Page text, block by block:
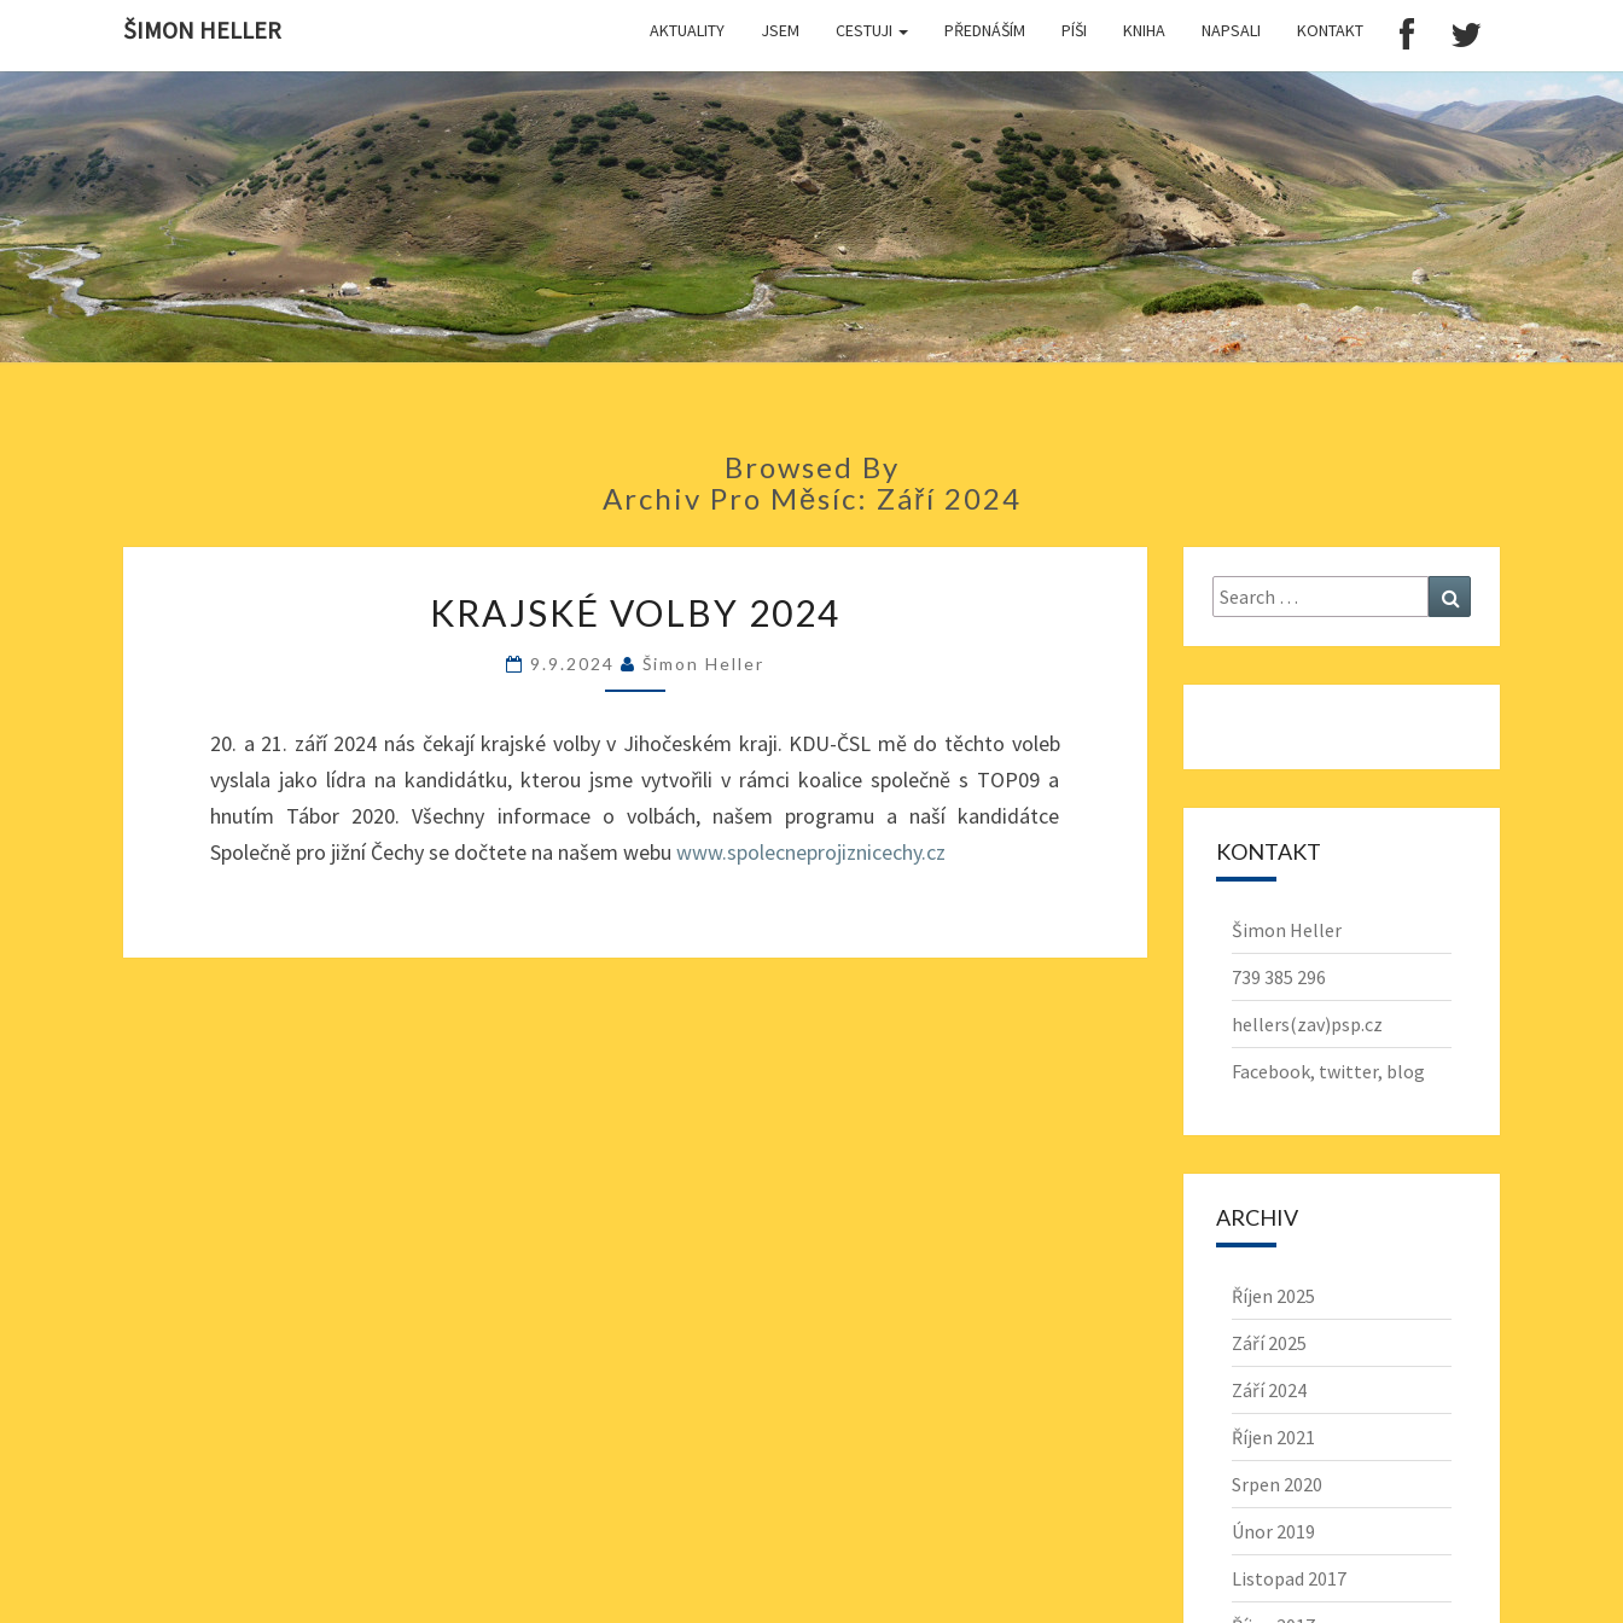
ŠIMON HELLER AKTUALITY JSEM CESTUJI PŘEDNÁŠÍM PÍŠI KNIHA NAPSALI KONTAKT
ŠIMON
HELLER
Browsed By
Archiv Pro Měsíc: Září 2024
R
J
K
V
O
L
KRAJSKÉ VOLBY 2024
9.9.2024 Šimon Heller
20. a 21. září 2024 nás čekají krajské volby v Jihočeském kraji. KDU-ČSL mě do těchto voleb
vyslala jako lídra na kandidátku, kterou jsme vytvořili v rámci koalice společně s TOP09 a
hnutím Tábor 2020. Všechny informace o volbách, našem programu a naší kandidátce
Společně pro jižní Čechy se dočtete na našem webu www.spolecneprojiznicechy.cz
Search
for:
KONTAKT
Šimon Heller
739 385 296
hellers(zav)psp.cz
Facebook, twitter, blog
ARCHIV
Říjen 2025
Září 2025
Září 2024
Říjen 2021
Srpen 2020
Únor 2019
Listopad 2017